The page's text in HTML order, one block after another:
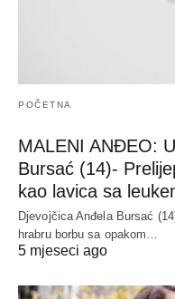
POČETNA
MALENI ANĐEO:
Bursać (14)-
kao lavica sa
Djevojčica Anđela Bursać
hrabru borbu sa opakom…
5 mjeseci ago